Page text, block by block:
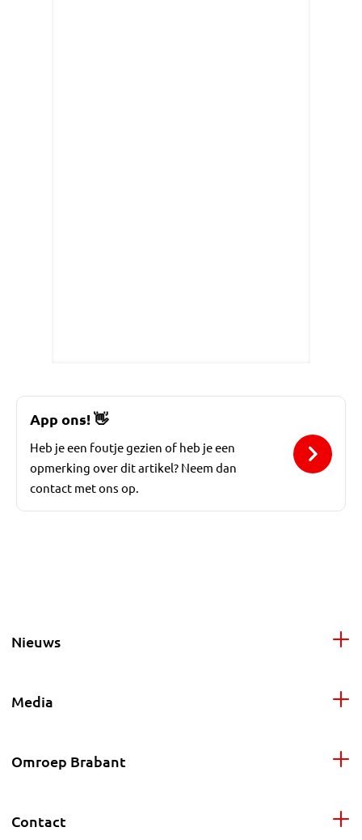
App ons!👋
Heb je een foutje gezien of heb je een
opmerking over dit artikel? Neem dan
contact met ons op.
Nieuws
Media
Omroep Brabant
Contact